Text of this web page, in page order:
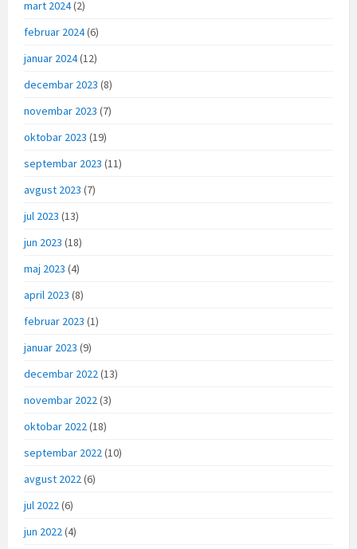
mart 2024(2)
februar 2024(6)
januar 2024(12)
decembar 2023 (8)
novembar 2023 (7)
oktobar 2023 (19)
septembar 2023 (11)
avgust 2023 (7)
jul 2023 (13)
jun 2023 (18)
maj 2023 (4)
april 2023 (8)
februar 2023 (1)
januar 2023 (9)
decembar 2022(13)
novembar 2022(3)
oktobar 2022(18)
septembar 2022(10)
avgust 2022(6)
jul 2022(6)
jun 2022(4)